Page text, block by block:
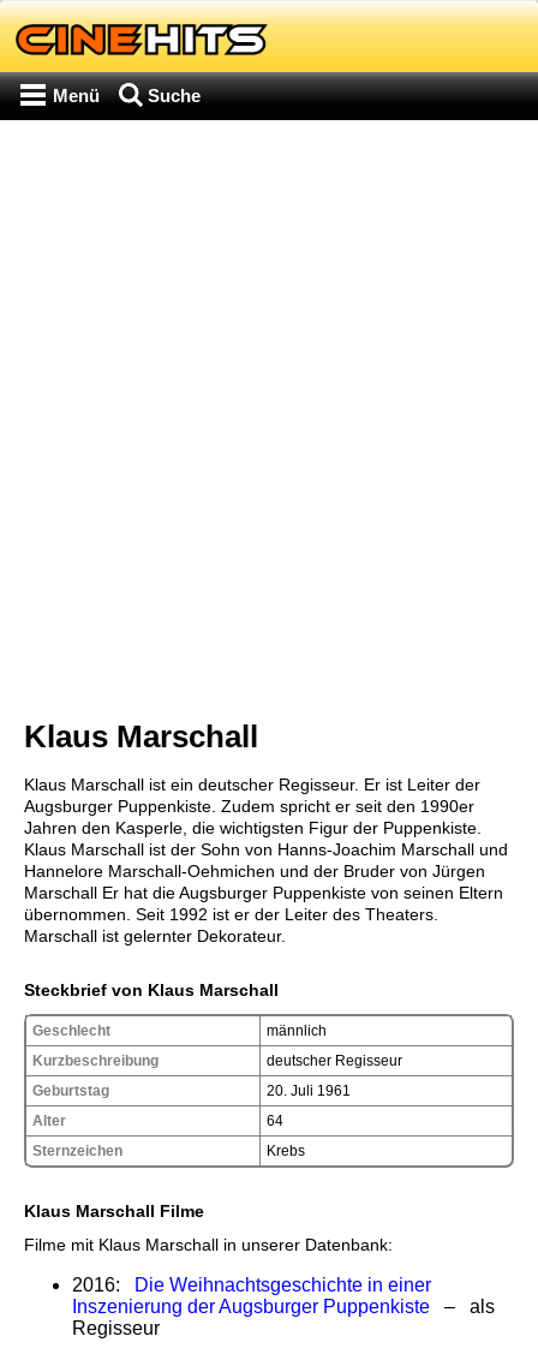
Menü Suche
Klaus Marschall
Klaus Marschall ist ein deutscher Regisseur. Er ist Leiter der
Augsburger Puppenkiste. Zudem spricht er seit den 1990er
Jahren den Kasperle, die wichtigsten Figur der Puppenkiste.
Klaus Marschall ist der Sohn von Hanns-Joachim Marschall und
Hannelore Marschall-Oehmichen und der Bruder von Jürgen
Marschall Er hat die Augsburger Puppenkiste von seinen Eltern
übernommen. Seit 1992 ist er der Leiter des Theaters.
Marschall ist gelernter Dekorateur.
Steckbrief von Klaus Marschall
Geschlecht
männlich
Kurzbeschreibung
deutscher Regisseur
Geburtstag
20. Juli 1961
Alter
64
Sternzeichen
Krebs
Klaus Marschall Filme
Filme mit Klaus Marschall in unserer Datenbank:
2016:
Die Weihnachtsgeschichte in einer
Inszenierung der Augsburger Puppenkiste – als
Regisseur